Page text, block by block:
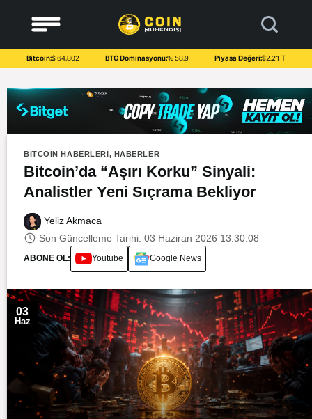
content
Bitcoin:$ 64.802 BTC Dominasyonu:% 58.9 Piyasa Değeri:$2.21 T
BITCOIN HABERLERI, HABERLER
Bitcoin’da “Aşırı Korku” Sinyali:
Analistler Yeni Sıçrama Bekliyor
Yeliz Akmaca
Son Güncelleme Tarihi: 03 Haziran 2026 13:30:08
ABONE OL: Youtube Google News
03
Haz